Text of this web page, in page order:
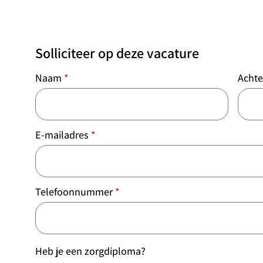
Solliciteer op deze vacature
Naam *
E-mailadres *
Telefoonnummer *
Heb je een zorgdiploma?